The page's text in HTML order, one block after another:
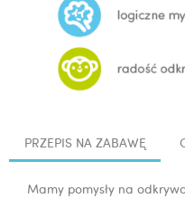
PRZEPIS NA ZABAWĘ
Mamy pomysły na